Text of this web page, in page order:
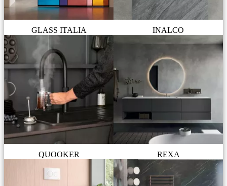
GLASS ITALIA INALCO
QUOOKER REXA